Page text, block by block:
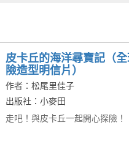
皮卡丘的海洋尋寶記（
險造型明信片）
作者：松尾里佳子
出版社：小麥田
走吧！與皮卡丘一起開心探險！